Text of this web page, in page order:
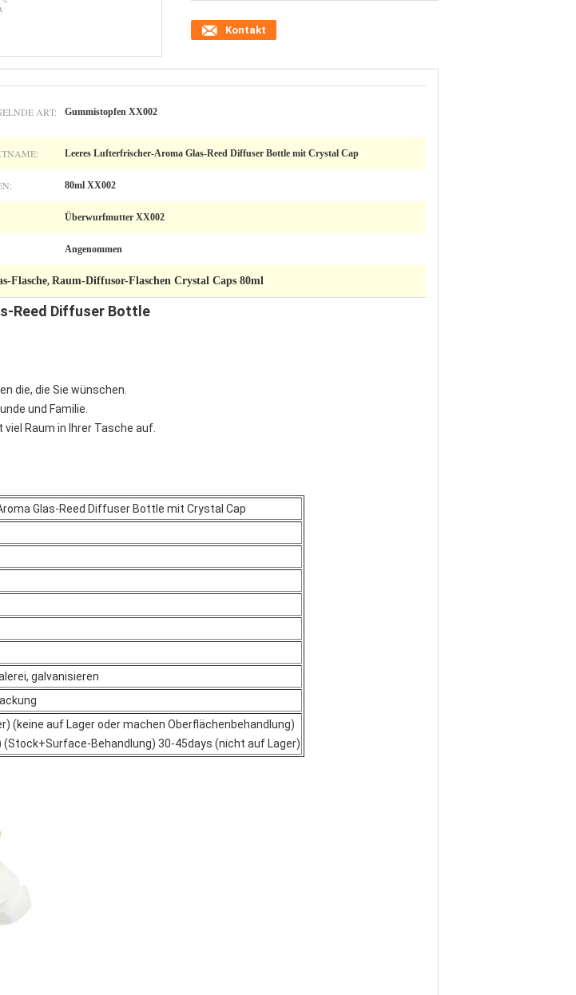
Kontakt
ART: Gummistopfen XX002
Leeres Lufterfrischer-Aroma Glas-Reed Diffuser Bottle mit Crystal Cap
80ml XX002
Überwurfmutter XX002
Angenommen
Flasche, Raum-Diffusor-Flaschen Crystal Caps 80ml
Reed Diffuser Bottle
die, die Sie wünschen.
und Familie.
Raum in Ihrer Tasche auf.
Glas-Reed Diffuser Bottle mit Crystal Cap
galvanisieren
(keine auf Lager oder machen Oberflächenbehandlung)
Behandlung) 30-45days (nicht auf Lager)